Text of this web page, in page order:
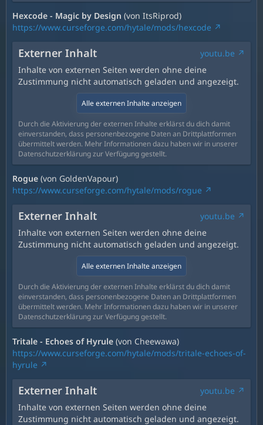
Hexcode - Magic by Design (von ItsRiprod)
https://www.curseforge.com/hytale/mods/hexcode
Externer Inhalt
youtu.be
Inhalte von externen Seiten werden ohne deine
Zustimmung nicht automatisch geladen und angezeigt.
Alle externen Inhalte anzeigen
Durch die Aktivierung der externen Inhalte erklärst du dich damit
einverstanden, dass personenbezogene Daten an Drittplattformen
übermittelt werden. Mehr Informationen dazu haben wir in unserer
Datenschutzerklärung zur Verfügung gestellt.
Rogue (von GoldenVapour)
https://www.curseforge.com/hytale/mods/rogue
Externer Inhalt
youtu.be
Inhalte von externen Seiten werden ohne deine
Zustimmung nicht automatisch geladen und angezeigt.
Alle externen Inhalte anzeigen
Durch die Aktivierung der externen Inhalte erklärst du dich damit
einverstanden, dass personenbezogene Daten an Drittplattformen
übermittelt werden. Mehr Informationen dazu haben wir in unserer
Datenschutzerklärung zur Verfügung gestellt.
Tritale - Echoes of Hyrule (von Cheewawa)
https://www.curseforge.com/hytale/mods/tritale-echoes-of-
hyrule
Externer Inhalt
youtu.be
Inhalte von externen Seiten werden ohne deine
Zustimmung nicht automatisch geladen und angezeigt.